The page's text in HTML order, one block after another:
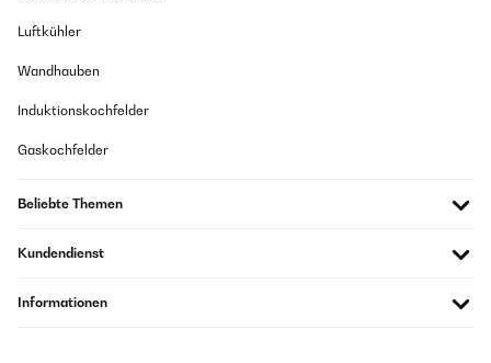
Luftkühler
Wandhauben
Induktionskochfelder
Gaskochfelder
Beliebte Themen
Kundendienst
Informationen